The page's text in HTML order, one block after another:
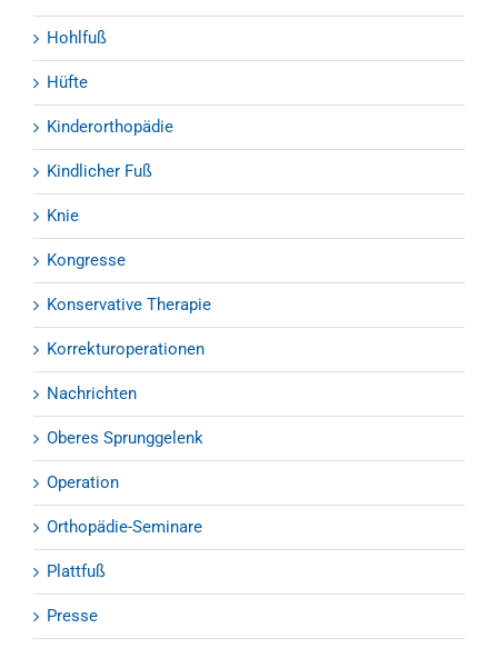
Hohlfuß
Hüfte
Kinderorthopädie
Kindlicher Fuß
Knie
Kongresse
Konservative Therapie
Korrekturoperationen
Nachrichten
Oberes Sprunggelenk
Operation
Orthopädie-Seminare
Plattfuß
Presse